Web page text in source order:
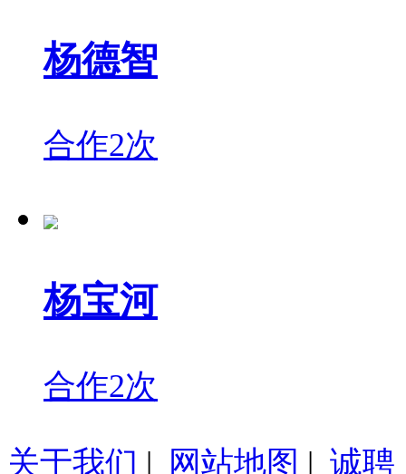
杨德智
合作2次
杨宝河
合作2次
关于我们 | 网站地图 | 诚聘